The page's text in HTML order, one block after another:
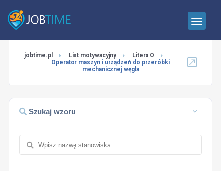
jobtime.pl List motywacyjny
Litera O
Operator maszyn i urządzeń do przeróbki
mechanicznej węgla
Szukaj wzoru